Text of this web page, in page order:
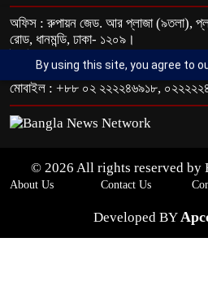
অফিস : রুপায়ন জেড. আর প্লাজা (৯তলা),
রোড, ধানমন্ডি, ঢাকা- ১২০৯।
ইমেইল : info@banglann.com.bd,
banglanewsnetwork@gmail.com
মোবাইল : +৮৮ ০২ ২২২২৪৬৯১৮,
© 2026 All rights reserved by
About Us Contact Us
Developed BY
By using this site, you agree to